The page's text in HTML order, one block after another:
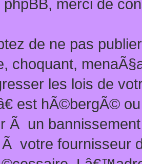
phpBB, merci de
de ne pas
choquant,
les lois de
est hÃ©bergÃ©
Ã un
Ã votre fournisseur